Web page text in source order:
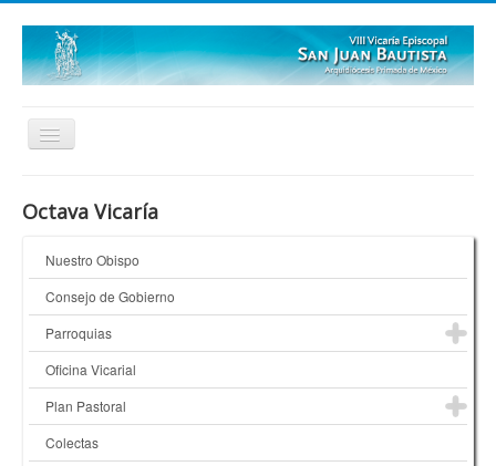
Quienes Somos
¿Dónde Estamos?
Galerías
Octava Vicaría
Nuestro Obispo
Consejo de Gobierno
Parroquias
Oficina Vicarial
Plan Pastoral
Colectas